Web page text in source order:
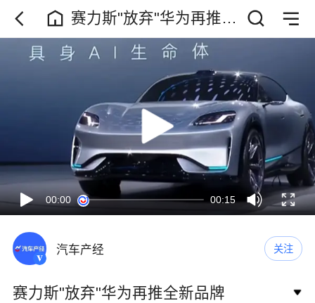
赛力斯"放弃"华为再推全
新品牌
00:00 00:15
汽车产经 关注
赛力斯"放弃"华为再推全新品牌